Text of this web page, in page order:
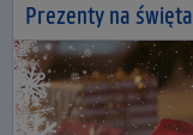
Prezenty na święta